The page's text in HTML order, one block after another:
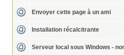
Envoyer cette page à un ami
Installation récalcitrante
Serveur local sous Windows -